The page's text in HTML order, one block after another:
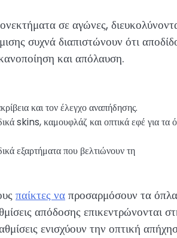
σε αγώνες,
συχνά διαπιστώνουν ότι
και απόλαυση.
και τον έλεγχο αναπήδησης.
skins, καμουφλάζ και οπτικά εφέ για τα
εξαρτήματα που βελτιώνουν τη
παίκτες ναπροσαρμόσουν τα όπλα
απόδοσης επικεντρώνονται
ενισχύουν την οπτική